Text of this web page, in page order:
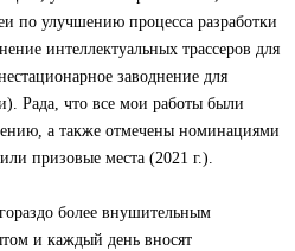
по улучшению процесса разработки
интеллектуальных трассеров для
заводнение для
Рада, что все мои работы были
а также отмечены номинациями
призовые места (2021 г.).
более внушительным
и каждый день вносят